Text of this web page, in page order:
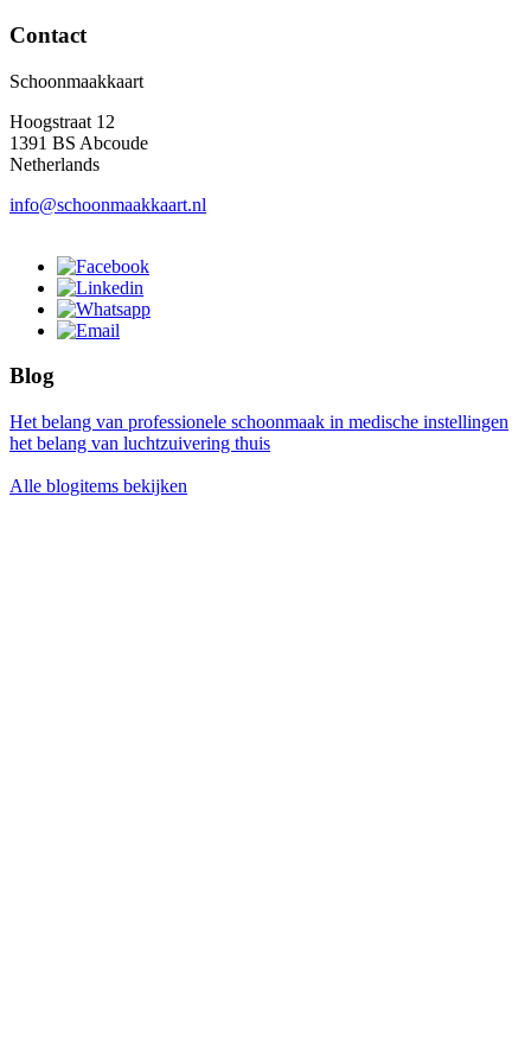
Contact
Schoonmaakkaart
Hoogstraat 12
1391 BS Abcoude
Netherlands
info@schoonmaakkaart.nl
Blog
Het belang van professionele schoonmaak in medische instellingen
het belang van luchtzuivering thuis
Alle blogitems bekijken